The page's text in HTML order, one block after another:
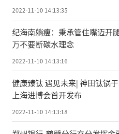
2022-11-10 14:13:35
纪海南躺瘦：秉承管住嘴迈开
万不要断碳水理念
2022-11-10 14:13:16
健康臻钛 遇见未来| 神田钛锅
上海进博会首开发布
2022-11-10 14:13:18